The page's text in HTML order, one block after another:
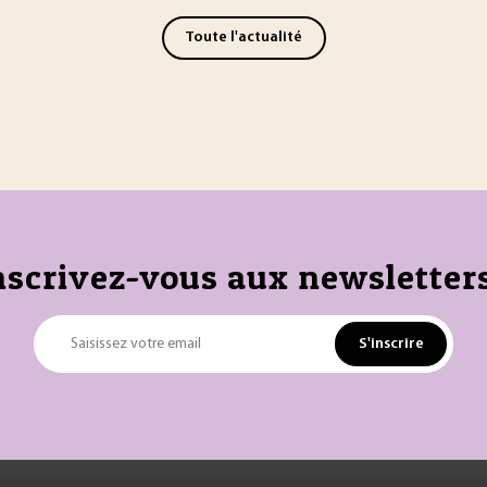
Toute l'actualité
vous aux
Saisissez votre email S'inscrire